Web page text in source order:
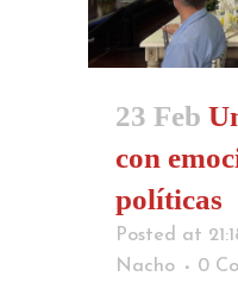
23 Feb
con
políticas
Posted at
Nacho
0